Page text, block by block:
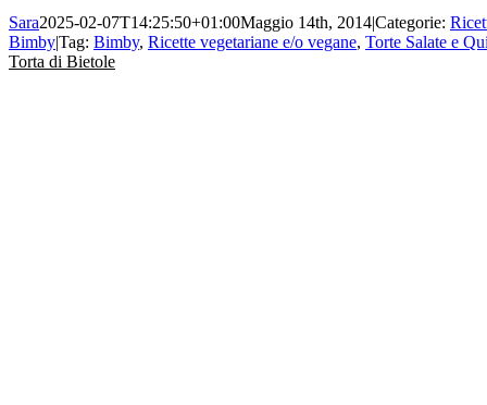
Sara2025-02-07T14:25:50+01:00Maggio 14th, 2014|Categorie:
Bimby|Tag: Bimby, Ricette vegetariane e/o vegane, Torte Salate e
Torta di Bietole